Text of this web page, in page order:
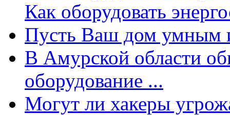
Как оборудовать
Пусть Ваш дом умным
В Амурской области
оборудование ...
Могут ли хакеры